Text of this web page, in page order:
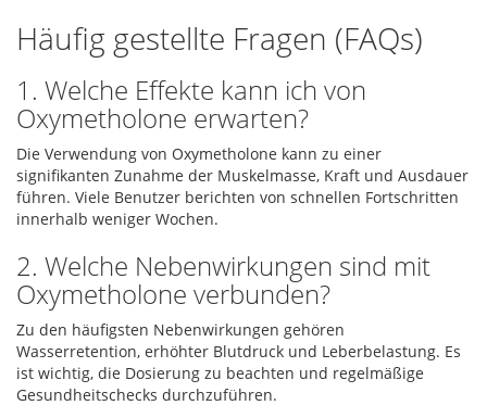
Häufig gestellte Fragen (FAQs)
1. Welche Effekte kann ich von
Oxymetholone erwarten?
Die Verwendung von Oxymetholone kann zu einer
signifikanten Zunahme der Muskelmasse, Kraft und Ausdauer
führen. Viele Benutzer berichten von schnellen Fortschritten
innerhalb weniger Wochen.
2. Welche Nebenwirkungen sind mit
Oxymetholone verbunden?
Zu den häufigsten Nebenwirkungen gehören
Wasserretention, erhöhter Blutdruck und Leberbelastung. Es
ist wichtig, die Dosierung zu beachten und regelmäßige
Gesundheitschecks durchzuführen.